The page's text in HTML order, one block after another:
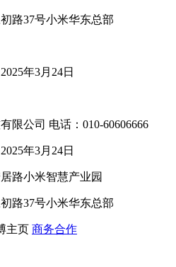
路37号小米华东总部
年3月24日
限公司 电话：010-60606666
年3月24日
路小米智慧产业园
路37号小米华东总部
主页 商务合作